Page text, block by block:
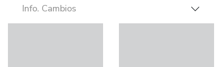
Info. Cambios